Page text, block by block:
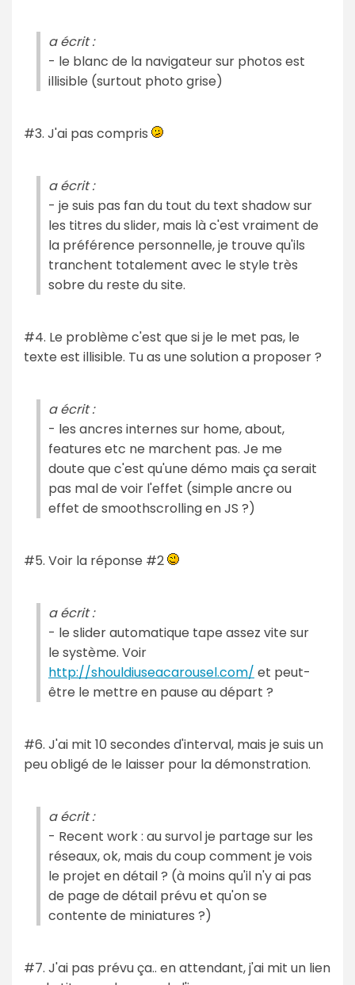
a écrit :
- le blanc de la navigateur sur photos est
illisible (surtout photo grise)
#3. J'ai pas compris
a écrit :
- je suis pas fan du tout du text shadow sur
les titres du slider, mais là c'est vraiment de
la préférence personnelle, je trouve qu'ils
tranchent totalement avec le style très
sobre du reste du site.
#4. Le problème c'est que si je le met pas, le
texte est illisible. Tu as une solution a proposer ?
a écrit :
- les ancres internes sur home, about,
features etc ne marchent pas. Je me
doute que c'est qu'une démo mais ça serait
pas mal de voir l'effet (simple ancre ou
effet de smoothscrolling en JS ?)
#5. Voir la réponse #2
a écrit :
- le slider automatique tape assez vite sur
le système. Voir
http://shouldiuseacarousel.com/ et peut-
être le mettre en pause au départ ?
#6. J'ai mit 10 secondes d'interval, mais je suis un
peu obligé de le laisser pour la démonstration.
a écrit :
- Recent work : au survol je partage sur les
réseaux, ok, mais du coup comment je vois
le projet en détail ? (à moins qu'il n'y ai pas
de page de détail prévu et qu'on se
contente de miniatures ?)
#7. J'ai pas prévu ça.. en attendant, j'ai mit un lien